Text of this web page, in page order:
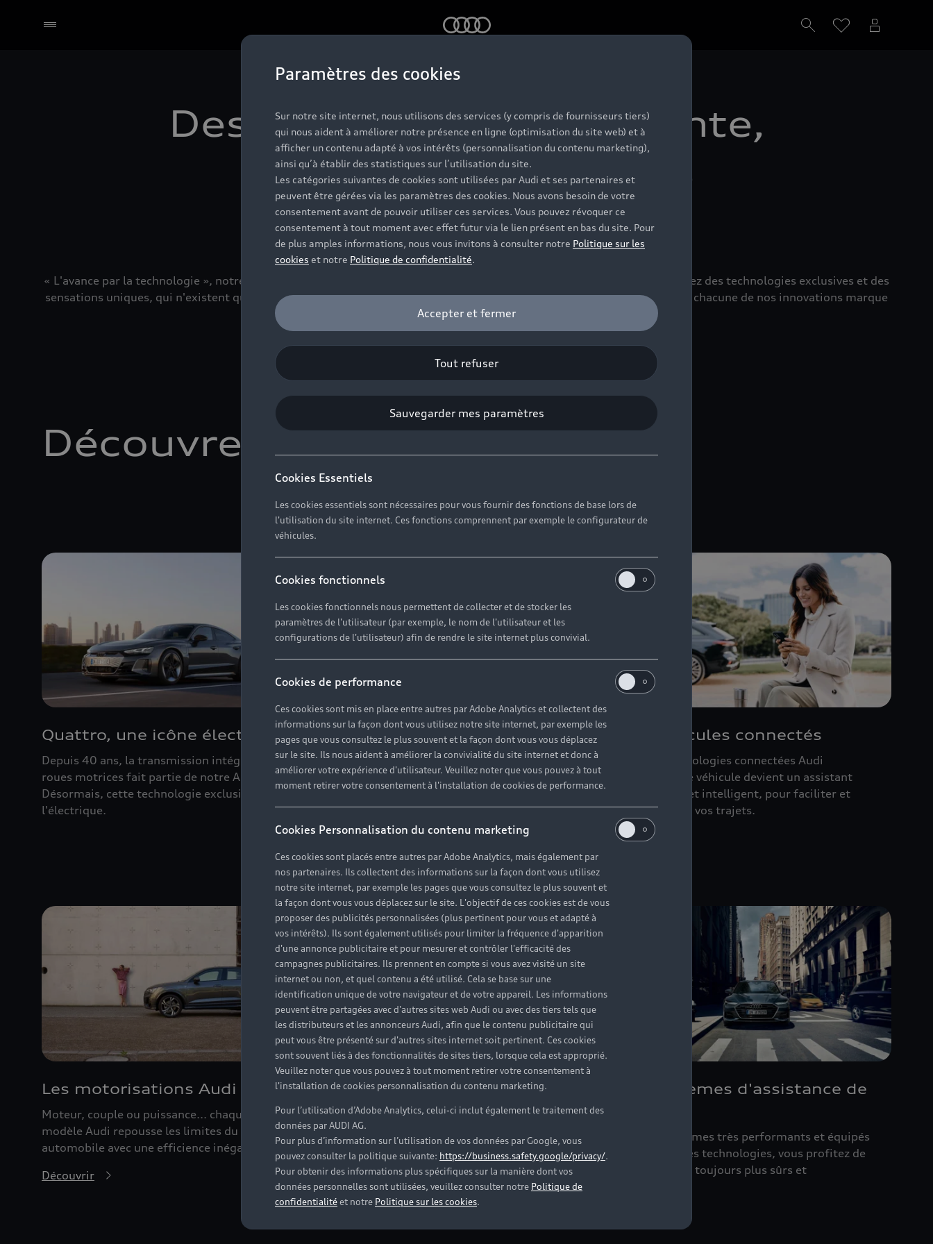
Des technologies de pointe,
pour réinventer votre
conduite
« L'avance par la technologie », notre slogan affirme notre engagement pour réinventer le monde automobile. Découvrez des technologies exclusives et des
sensations uniques, qui n'existent qu'au volant d’une Audi. Technologies de conduite, éclairages, design, connectivité... chacune de nos innovations marque
une nouvelle étape dans l'histoire automobile.
Découvrez nos articles
Quattro, une icône électrique
Depuis 40 ans, la transmission intégrale à 4
roues motrices fait partie de notre ADN.
Désormais, cette technologie exclusive passe à
l'électrique.
Une nouvelle vision de
l'éclairage
L'une des priorités pour Audi est de créer des
Des véhicules connectés
Avec les technologies connectées Audi
connect, votre véhicule devient un assistant
personnalisé et intelligent, pour faciliter et
sécuriser tous vos trajets.
Découvrir
Les motorisations Audi
Moteur, couple ou puissance... chaque nouveau
modèle Audi repousse les limites du monde
automobile avec une efficience inégalée.
Découvrir
L’affichage tête haute
Avec l’affichage tête haute couplé à l’Audi
Virtual Cockpit, profitez de toutes vos
informations de conduite en un coup d’oeil.
Découvrir
Des systèmes d'assistance de
Avec ces systèmes très performants et équipés
de nombreuses technologies, vous profitez de
déplacements toujours plus sûrs et
Paramètres des cookies
Sur notre site internet, nous utilisons des services (y compris de fournisseurs tiers)
qui nous aident à améliorer notre présence en ligne (optimisation du site web) et à
afficher un contenu adapté à vos intérêts (personnalisation du contenu marketing),
ainsi qu’à établir des statistiques sur l’utilisation du site.
Les catégories suivantes de cookies sont utilisées par Audi et ses partenaires et
peuvent être gérées via les paramètres des cookies. Nous avons besoin de votre
consentement avant de pouvoir utiliser ces services. Vous pouvez révoquer ce
consentement à tout moment avec effet futur via le lien présent en bas du site. Pour
de plus amples informations, nous vous invitons à consulter notre Politique sur les
cookies et notre Politique de confidentialité.
Accepter et fermer
Tout refuser
Sauvegarder mes paramètres
Cookies Essentiels
Les cookies essentiels sont nécessaires pour vous fournir des fonctions de base lors de
l'utilisation du site internet. Ces fonctions comprennent par exemple le configurateur de
véhicules.
Cookies fonctionnels
Les cookies fonctionnels nous permettent de collecter et de stocker les
paramètres de l'utilisateur (par exemple, le nom de l'utilisateur et les
configurations de l'utilisateur) afin de rendre le site internet plus convivial.
Cookies de performance
Ces cookies sont mis en place entre autres par Adobe Analytics et collectent des
informations sur la façon dont vous utilisez notre site internet, par exemple les
pages que vous consultez le plus souvent et la façon dont vous vous déplacez
sur le site. Ils nous aident à améliorer la convivialité du site internet et donc à
améliorer votre expérience d'utilisateur. Veuillez noter que vous pouvez à tout
moment retirer votre consentement à l'installation de cookies de performance.
Cookies Personnalisation du contenu marketing
Ces cookies sont placés entre autres par Adobe Analytics, mais également par
nos partenaires. Ils collectent des informations sur la façon dont vous utilisez
notre site internet, par exemple les pages que vous consultez le plus souvent et
la façon dont vous vous déplacez sur le site. L'objectif de ces cookies est de vous
proposer des publicités personnalisées (plus pertinent pour vous et adapté à
vos intérêts). Ils sont également utilisés pour limiter la fréquence d'apparition
d'une annonce publicitaire et pour mesurer et contrôler l'efficacité des
campagnes publicitaires. Ils prennent en compte si vous avez visité un site
internet ou non, et quel contenu a été utilisé. Cela se base sur une
identification unique de votre navigateur et de votre appareil. Les informations
peuvent être partagées avec d'autres sites web Audi ou avec des tiers tels que
les distributeurs et les annonceurs Audi, afin que le contenu publicitaire qui
peut vous être présenté sur d'autres sites internet soit pertinent. Ces cookies
sont souvent liés à des fonctionnalités de sites tiers, lorsque cela est approprié.
Veuillez noter que vous pouvez à tout moment retirer votre consentement à
l'installation de cookies personnalisation du contenu marketing.
Pour l’utilisation d’Adobe Analytics, celui-ci inclut également le traitement des
données par AUDI AG.
Pour plus d’information sur l’utilisation de vos données par Google, vous
pouvez consulter la politique suivante: https://business.safety.google/privacy/.
Pour obtenir des informations plus spécifiques sur la manière dont vos
données personnelles sont utilisées, veuillez consulter notre Politique de
confidentialitéet notre Politique sur les cookies.